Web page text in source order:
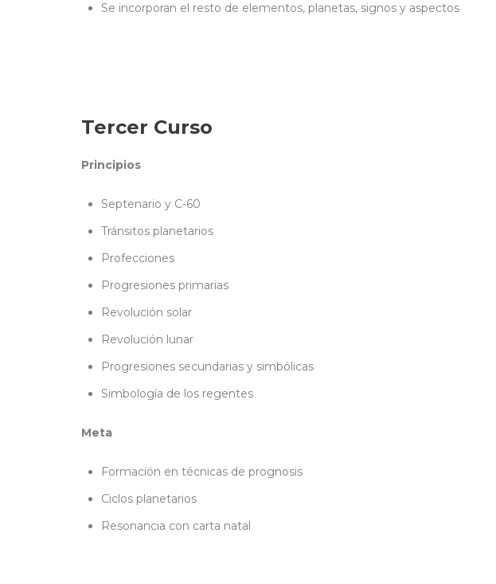
Se incorporan el resto de elementos, planetas, signos y aspectos
Tercer Curso
Principios
Septenario y C-60
Tránsitos planetarios
Profecciones
Progresiones primarias
Revolución solar
Revolución lunar
Progresiones secundarias y simbólicas
Simbología de los regentes
Meta
Formación en técnicas de prognosis
Ciclos planetarios
Resonancia con carta natal